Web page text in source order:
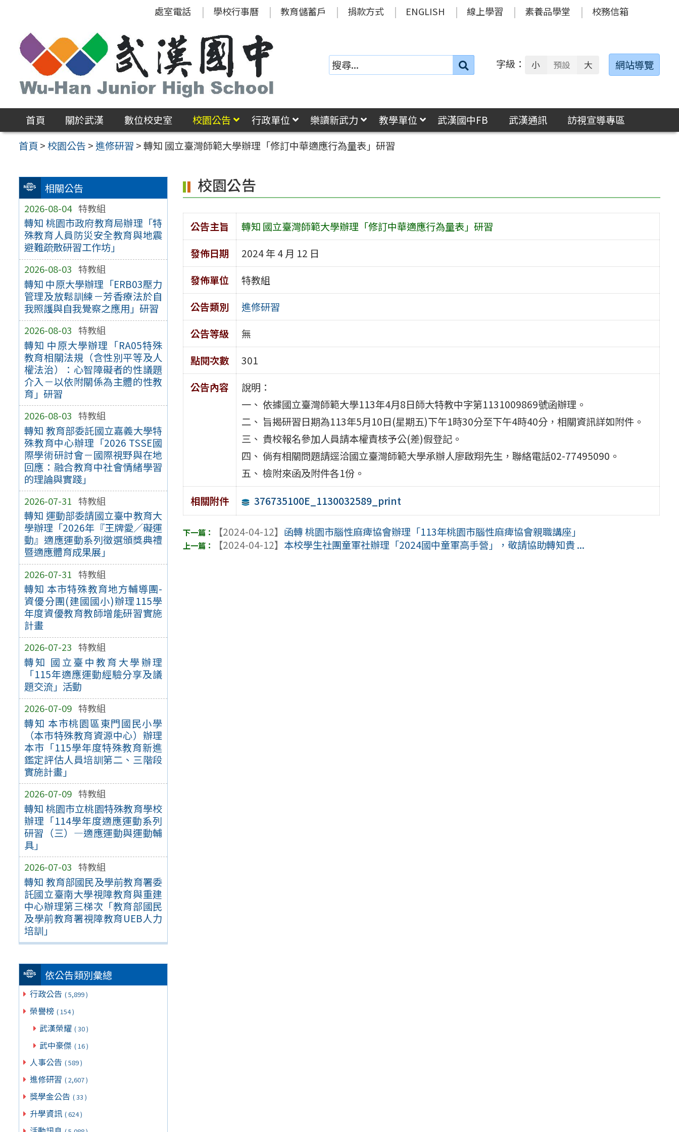
區
處室電話 學校行事曆 教育儲蓄戶 捐款方式 ENGLISH 線上學習 素養品學堂 校務信箱
搜
字級： 小 預設 大 網站導覽
首頁 關於武漢 數位校史室 校園公告 行政單位 樂讀新武力 教學單位 武漢國中FB 武漢通訊
訪視宣導專區
首頁 >校園公告 >進修研習 >轉知 國立臺灣師範大學辦理「修訂中華適應行為量表」研習
相關公告
2026-08-04 特教組
轉知 桃園市政府教育局辦理「特
殊教育人員防災安全教育與地震
避難疏散研習工作坊」
2026-08-03 特教組
轉知 中原大學辦理「ERB03壓力
管理及放鬆訓練－芳香療法於自
我照護與自我覺察之應用」研習
2026-08-03 特教組
轉知 中原大學辦理「RA05特殊
教育相關法規（含性別平等及人
權法治）：心智障礙者的性議題
介入－以依附關係為主體的性教
育」研習
2026-08-03 特教組
轉知 教育部委託國立嘉義大學特
殊教育中心辦理「2026 TSSE國
際學術研討會－國際視野與在地
回應：融合教育中社會情緒學習
的理論與實踐」
2026-07-31 特教組
轉知 運動部委請國立臺中教育大
學辦理「2026年『王牌愛／礙運
動』適應運動系列徵選頒獎典禮
暨適應體育成果展」
2026-07-31 特教組
轉知 本市特殊教育地方輔導團-
資優分團(建國國小)辦理115學
年度資優教育教師增能研習實施
計畫
2026-07-23 特教組
轉知 國立臺中教育大學辦理
「115年適應運動經驗分享及議
題交流」活動
2026-07-09 特教組
轉知 本市桃園區東門國民小學
（本市特殊教育資源中心）辦理
本市「115學年度特殊教育新進
鑑定評估人員培訓第二、三階段
實施計畫」
2026-07-09 特教組
轉知 桃園市立桃園特殊教育學校
辦理「114學年度適應運動系列
研習（三）—適應運動與運動輔
具」
2026-07-03 特教組
轉知 教育部國民及學前教育署委
託國立臺南大學視障教育與重建
中心辦理第三梯次「教育部國民
及學前教育署視障教育UEB人力
培訓」
依公告類別彙總
行政公告 ( 5,899 )
榮譽榜 ( 154 )
武漢榮耀 ( 30 )
武中豪傑 ( 16 )
人事公告 ( 589 )
進修研習 ( 2,607 )
獎學金公告 ( 33 )
升學資訊 ( 624 )
校園公告
公告主旨
轉知 國立臺灣師範大學辦理「修訂中華適應行為量表」研習
發佈日期
2024 年 4 月 12 日
發佈單位
特教組
公告類別
進修研習
公告等級
無
點閱次數
301
公告內容
說明：
一、 依據國立臺灣師範大學113年4月8日師大特教中字第1131009869號函辦理。
二、 旨揭研習日期為113年5月10日(星期五)下午1時30分至下午4時40分，相關資訊詳如附件。
三、 貴校報名參加人員請本權責核予公(差)假登記。
四、 倘有相關問題請逕洽國立臺灣師範大學承辦人廖啟翔先生，聯絡電話02-77495090。
五、 檢附來函及附件各1份。
相關附件
376735100E_1130032589_print
【2024-04-12】 函轉 桃園市腦性麻痺協會辦理「113年桃園市腦性麻痺協會親職講座」
【2024-04-12】 本校學生社團童軍社辦理「2024國中童軍高手營」，敬請協助轉知貴 ...